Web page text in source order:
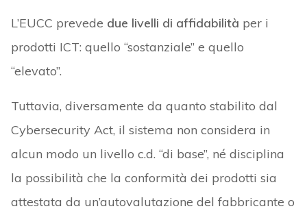
L’EUCC prevede due livelli di affidabilità per i
prodotti ICT: quello “sostanziale” e quello
“elevato”.
Tuttavia, diversamente da quanto stabilito dal
Cybersecurity Act, il sistema non considera in
alcun modo un livello c.d. “di base”, né disciplina
la possibilità che la conformità dei prodotti sia
attestata da un’autovalutazione del fabbricante o